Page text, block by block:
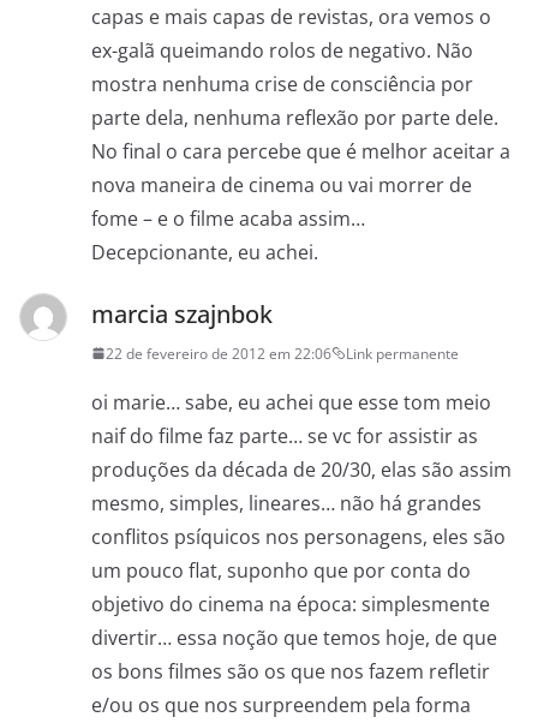
capas e mais capas de revistas, ora vemos o
ex-galã queimando rolos de negativo. Não
mostra nenhuma crise de consciência por
parte dela, nenhuma reflexão por parte dele.
No final o cara percebe que é melhor aceitar a
nova maneira de cinema ou vai morrer de
fome – e o filme acaba assim…
Decepcionante, eu achei.
marcia szajnbok
22 de fevereiro de 2012 em 22:06 Link permanente
oi marie… sabe, eu achei que esse tom meio
naif do filme faz parte… se vc for assistir as
produções da década de 20/30, elas são assim
mesmo, simples, lineares… não há grandes
conflitos psíquicos nos personagens, eles são
um pouco flat, suponho que por conta do
objetivo do cinema na época: simplesmente
divertir… essa noção que temos hoje, de que
os bons filmes são os que nos fazem refletir
e/ou os que nos surpreendem pela forma